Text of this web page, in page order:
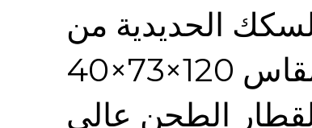
Español de México
日本語
الحديدية من
فوسلوه مقاس 120×73×40
الطحن عالي